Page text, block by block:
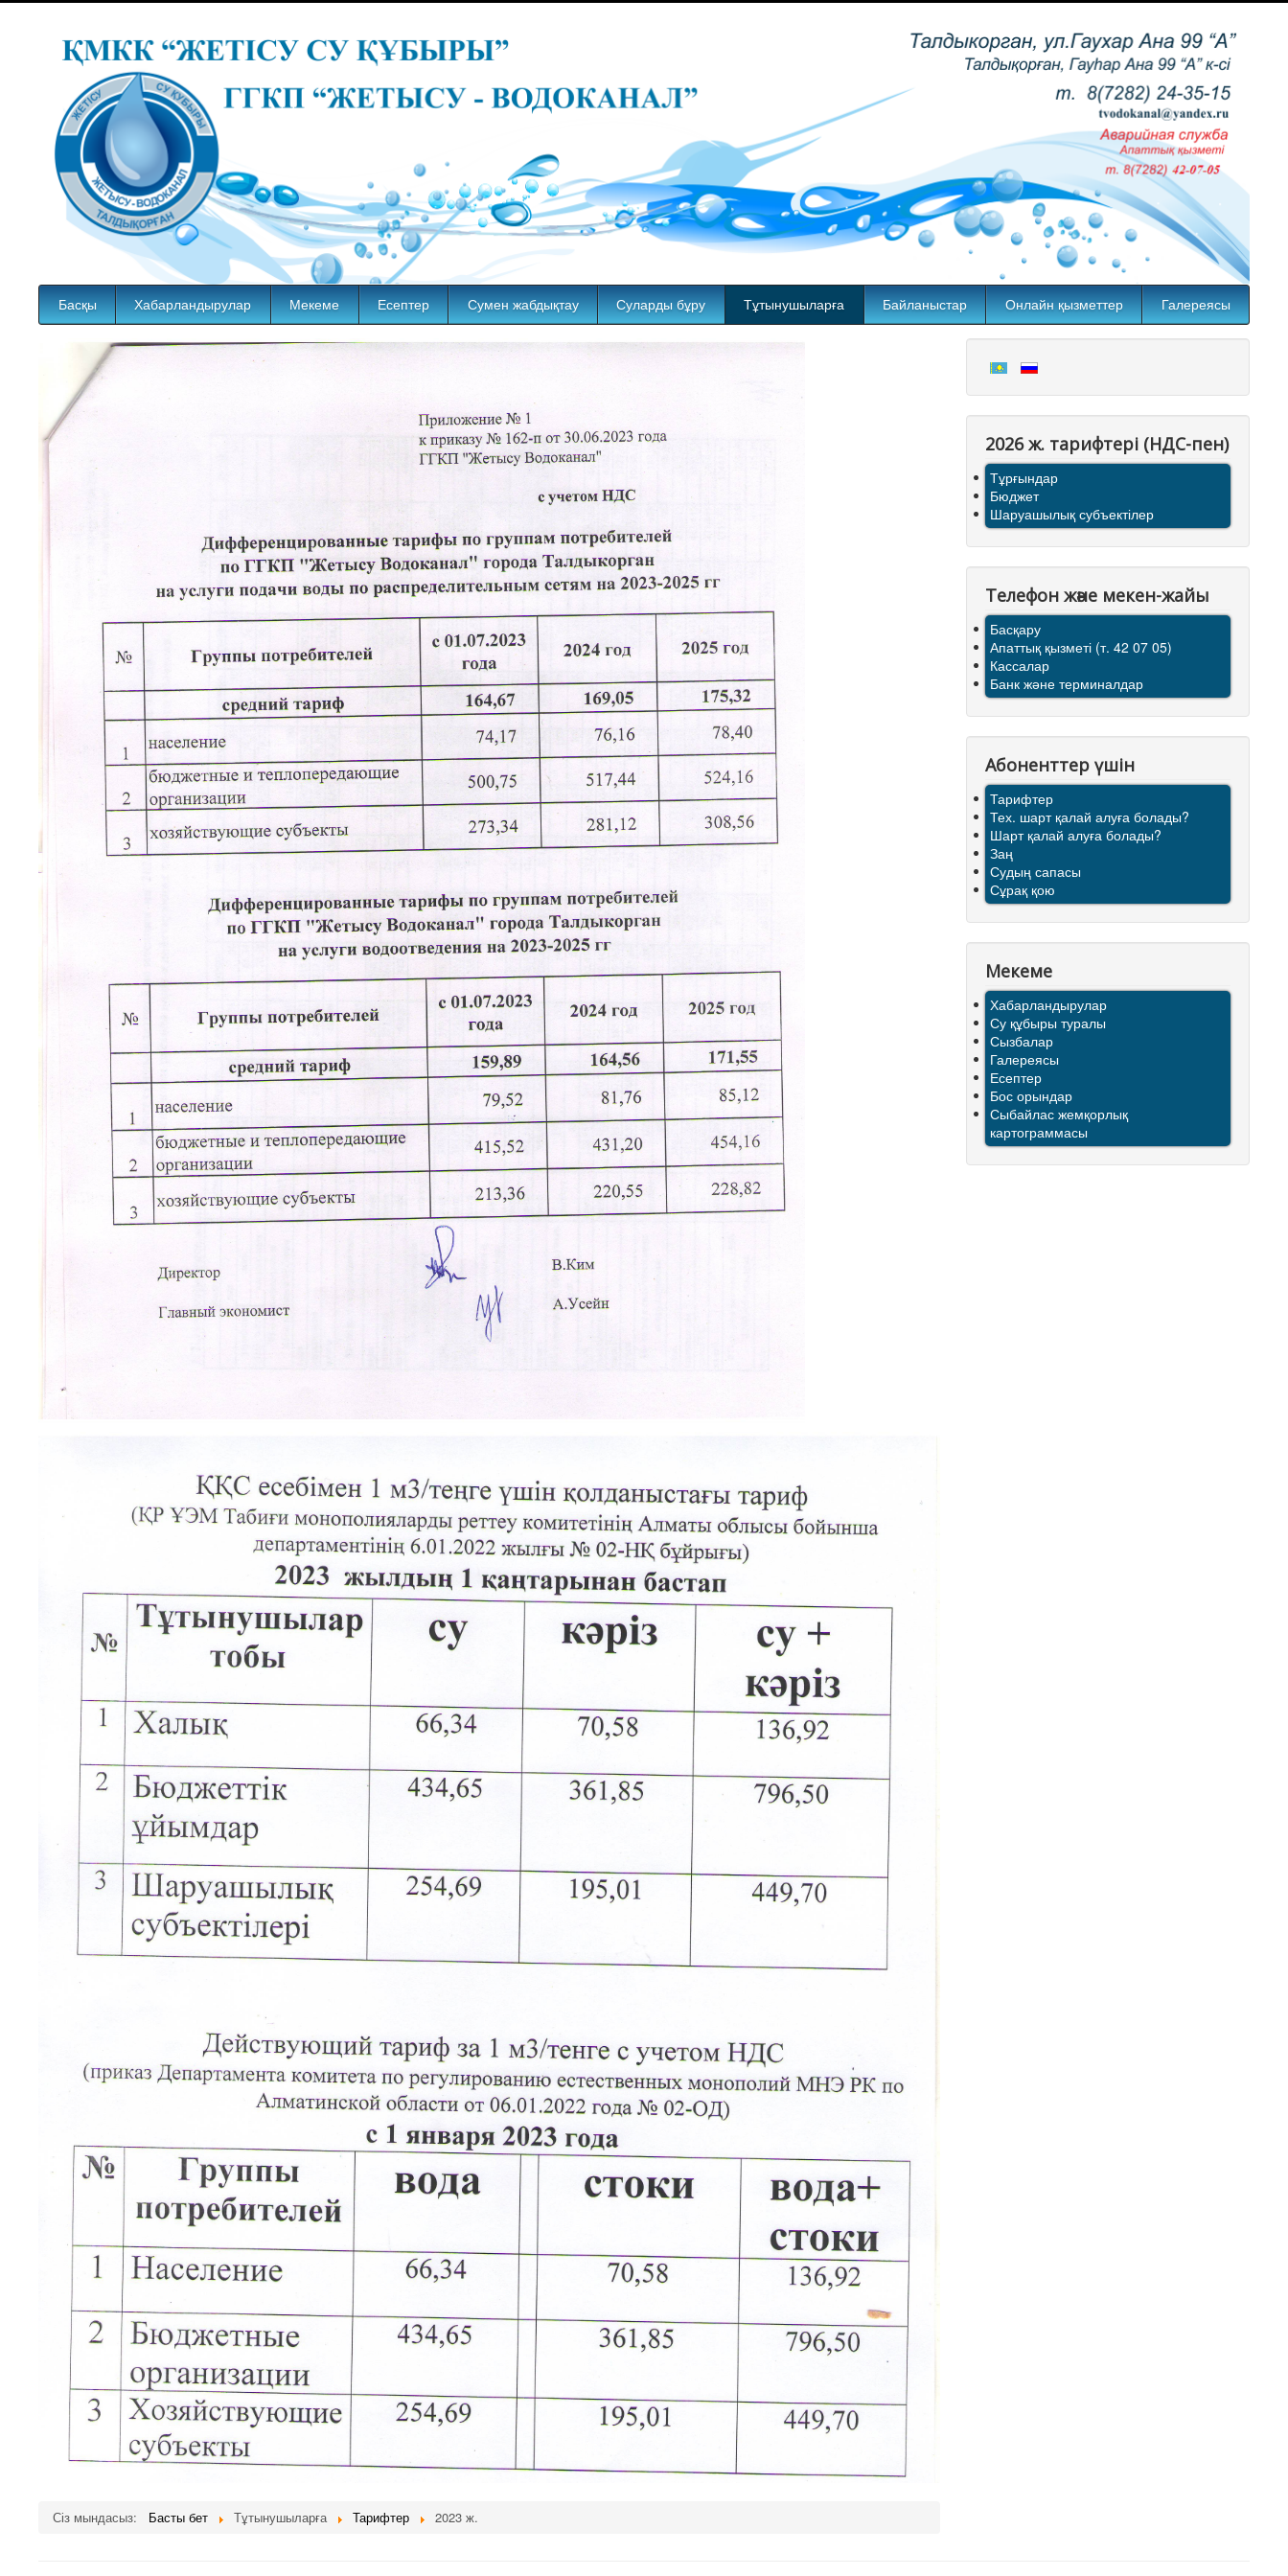
Басқы Хабарландырулар Мекеме Есептер Сумен жабдықтау Суларды бұру Тұтынушыларға Байланыстар Онлайн қызметтер Галереясы
Сіз мындасыз: Басты бет Тұтынушыларға Тарифтер 2023 ж.
2026 ж. тарифтерi (НДС-пен)
Тұрғындар
Бюджет
Шаруашылық субъектілер
Телефон және мекен-жайы
Басқару
Апаттық қызметі (т. 42 07 05)
Кассалар
Банк және терминалдар
Абоненттер үшін
Тарифтер
Тех. шарт қалай алуға болады?
Шарт қалай алуға болады?
Заң
Судың сапасы
Сұрақ қою
Мекеме
Хабарландырулар
Су құбыры туралы
Сызбалар
Галереясы
Есептер
Бос орындар
Сыбайлас жемқорлық
картограммасы